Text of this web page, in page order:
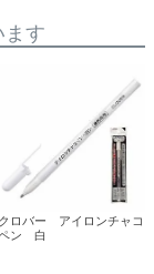
ます
クロバー アイロンチャコ
ン 白